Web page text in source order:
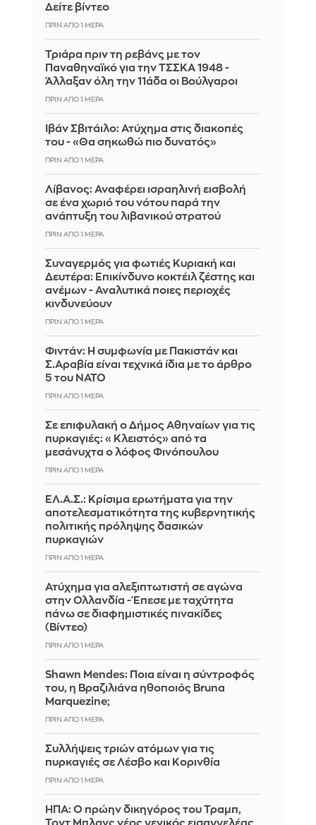
Δείτε βίντεο
ΠΡΙΝ ΑΠΌ 1 ΜΈΡΑ
Τριάρα πριν τη ρεβάνς με τον
Παναθηναϊκό για την ΤΣΣΚΑ 1948 -
Άλλαξαν όλη την 11άδα οι Βούλγαροι
ΠΡΙΝ ΑΠΌ 1 ΜΈΡΑ
Ιβάν Σβιτάιλο: Ατύχημα στις διακοπές
του - «Θα σηκωθώ πιο δυνατός»
ΠΡΙΝ ΑΠΌ 1 ΜΈΡΑ
Λίβανος: Αναφέρει ισραηλινή εισβολή
σε ένα χωριό του νότου παρά την
ανάπτυξη του λιβανικού στρατού
ΠΡΙΝ ΑΠΌ 1 ΜΈΡΑ
Συναγερμός για φωτιές Κυριακή και
Δευτέρα: Επικίνδυνο κοκτέιλ ζέστης και
ανέμων - Αναλυτικά ποιες περιοχές
κινδυνεύουν
ΠΡΙΝ ΑΠΌ 1 ΜΈΡΑ
Φιντάν: Η συμφωνία με Πακιστάν και
Σ.Αραβία είναι τεχνικά ίδια με το άρθρο
5 του ΝΑΤΟ
ΠΡΙΝ ΑΠΌ 1 ΜΈΡΑ
Σε επιφυλακή ο Δήμος Αθηναίων για τις
πυρκαγιές: «Κλειστός» από τα
μεσάνυχτα ο λόφος Φινόπουλου
ΠΡΙΝ ΑΠΌ 1 ΜΈΡΑ
ΕΛ.Α.Σ.: Κρίσιμα ερωτήματα για την
αποτελεσματικότητα της κυβερνητικής
πολιτικής πρόληψης δασικών
πυρκαγιών
ΠΡΙΝ ΑΠΌ 1 ΜΈΡΑ
Ατύχημα για αλεξιπτωτιστή σε αγώνα
στην Ολλανδία - Έπεσε με ταχύτητα
πάνω σε διαφημιστικές πινακίδες
(Βίντεο)
ΠΡΙΝ ΑΠΌ 1 ΜΈΡΑ
Shawn Mendes: Ποια είναι η σύντροφός
του, η Βραζιλιάνα ηθοποιός Bruna
Marquezine;
ΠΡΙΝ ΑΠΌ 1 ΜΈΡΑ
Συλλήψεις τριών ατόμων για τις
πυρκαγιές σε Λέσβο και Κορινθία
ΠΡΙΝ ΑΠΌ 1 ΜΈΡΑ
ΗΠΑ: Ο πρώην δικηγόρος του Τραμπ,